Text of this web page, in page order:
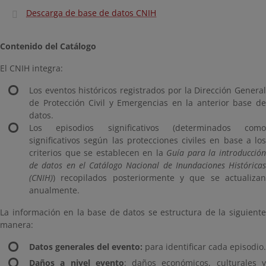
Descarga de base de datos CNIH
Contenido del Catálogo
El CNIH integra:
Los eventos históricos registrados por la Dirección General
de Protección Civil y Emergencias en la anterior base de
datos.
Los episodios significativos (determinados como
significativos según las protecciones civiles en base a los
criterios que se establecen en la Guía para la introducción
de datos en el Catálogo Nacional de Inundaciones Históricas
(CNIH)) recopilados posteriormente y que se actualizan
anualmente.
La información en la base de datos se estructura de la siguiente
manera:
Datos generales del evento: para identificar cada episodio.
Daños a nivel evento: daños económicos, culturales y